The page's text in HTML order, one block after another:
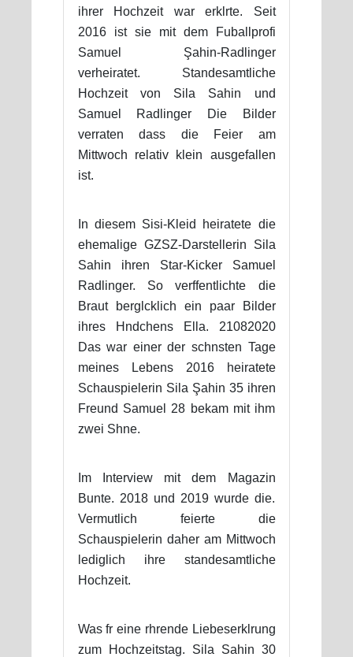
ihrer Hochzeit war erklrte. Seit
2016 ist sie mit dem Fuballprofi
Samuel Şahin-Radlinger
verheiratet. Standesamtliche
Hochzeit von Sila Sahin und
Samuel Radlinger Die Bilder
verraten dass die Feier am
Mittwoch relativ klein ausgefallen
ist.
In diesem Sisi-Kleid heiratete die
ehemalige GZSZ-Darstellerin Sila
Sahin ihren Star-Kicker Samuel
Radlinger. So verffentlichte die
Braut berglcklich ein paar Bilder
ihres Hndchens Ella. 21082020
Das war einer der schnsten Tage
meines Lebens 2016 heiratete
Schauspielerin Sila Şahin 35 ihren
Freund Samuel 28 bekam mit ihm
zwei Shne.
Im Interview mit dem Magazin
Bunte. 2018 und 2019 wurde die.
Vermutlich feierte die
Schauspielerin daher am Mittwoch
lediglich ihre standesamtliche
Hochzeit.
Was fr eine rhrende Liebeserklrung
zum Hochzeitstag. Sila Sahin 30